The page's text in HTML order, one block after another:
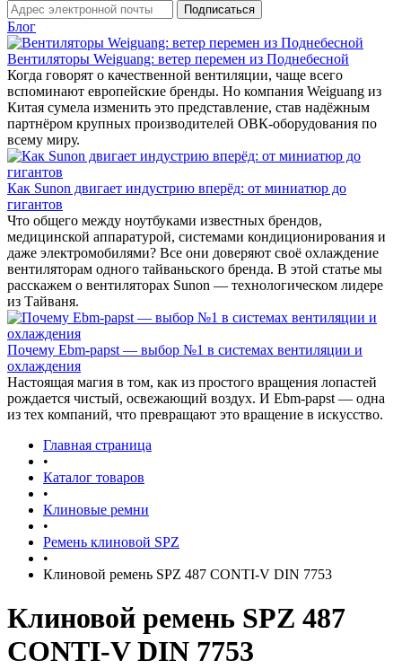
Блог
Вентиляторы Weiguang: ветер перемен из Поднебесной
Когда говорят о качественной вентиляции, чаще всего
вспоминают европейские бренды. Но компания Weiguang из
Китая сумела изменить это представление, став надёжным
партнёром крупных производителей ОВК-оборудования по
всему миру.
Как Sunon двигает индустрию вперёд: от миниатюр до
гигантов
Что общего между ноутбуками известных брендов,
медицинской аппаратурой, системами кондиционирования и
даже электромобилями? Все они доверяют своё охлаждение
вентиляторам одного тайваньского бренда. В этой статье мы
расскажем о вентиляторах Sunon — технологическом лидере
из Тайваня.
Почему Ebm-papst — выбор №1 в системах вентиляции и
охлаждения
Настоящая магия в том, как из простого вращения лопастей
рождается чистый, освежающий воздух. И Ebm-papst — одна
из тех компаний, что превращают это вращение в искусство.
Главная страница
•
Каталог товаров
•
Клиновые ремни
•
Ремень клиновой SPZ
•
Клиновой ремень SPZ 487 CONTI-V DIN 7753
Клиновой ремень SPZ 487
CONTI-V DIN 7753